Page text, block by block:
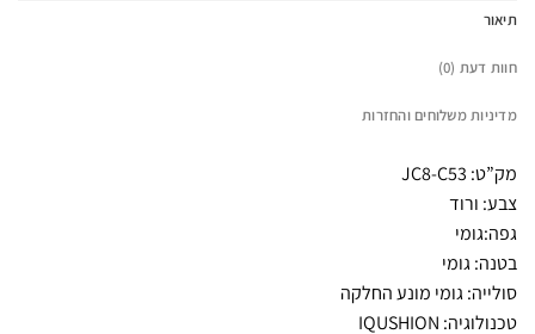
תיאור
חוות דעת (0)
מדיניות משלוחים והחזרות
מק”ט: JC8-C53
צבע: ורוד
גפה:גומי
בטנה: גומי
סולייה: גומי מונע החלקה
טכנולוגיה: IQUSHION